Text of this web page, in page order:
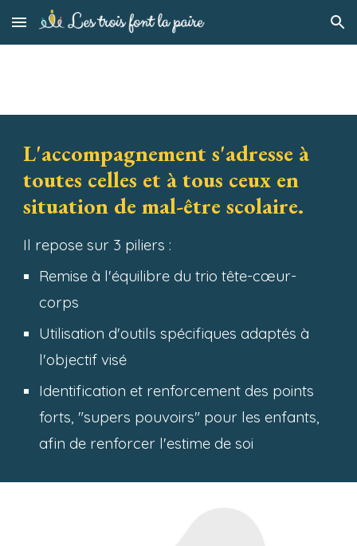
Skip to main content Skip to navigation
L'accompagnement s'adresse à
toutes celles et à tous ceux en
situation de mal-être scolaire.
Il repose sur 3 piliers :
Remise à l'équilibre du trio tête-cœur-
corps
Utilisation d'outils spécifiques adaptés à
l'objectif visé
Identification et renforcement des points
forts, "supers pouvoirs" pour les enfants,
afin de renforcer l'estime de soi